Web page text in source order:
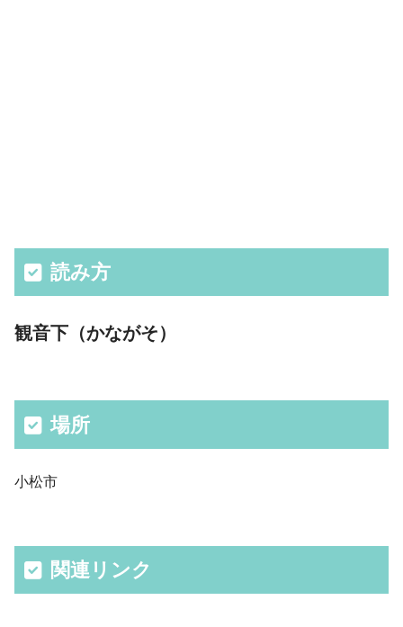
読み方
観音下（かながそ）
場所
小松市
関連リンク